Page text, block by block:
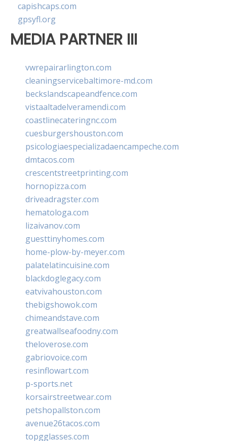
capishcaps.com
gpsyfl.org
MEDIA PARTNER III
vwrepairarlington.com
cleaningservicebaltimore-md.com
beckslandscapeandfence.com
vistaaltadelveramendi.com
coastlinecateringnc.com
cuesburgershouston.com
psicologiaespecializadaencampeche.com
dmtacos.com
crescentstreetprinting.com
hornopizza.com
driveadragster.com
hematologa.com
lizaivanov.com
guesttinyhomes.com
home-plow-by-meyer.com
palatelatincuisine.com
blackdoglegacy.com
eatvivahouston.com
thebigshowok.com
chimeandstave.com
greatwallseafoodny.com
theloverose.com
gabriovoice.com
resinflowart.com
p-sports.net
korsairstreetwear.com
petshopallston.com
avenue26tacos.com
topgglasses.com